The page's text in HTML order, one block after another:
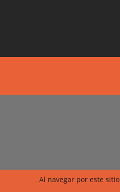
Al navegar por este sitio